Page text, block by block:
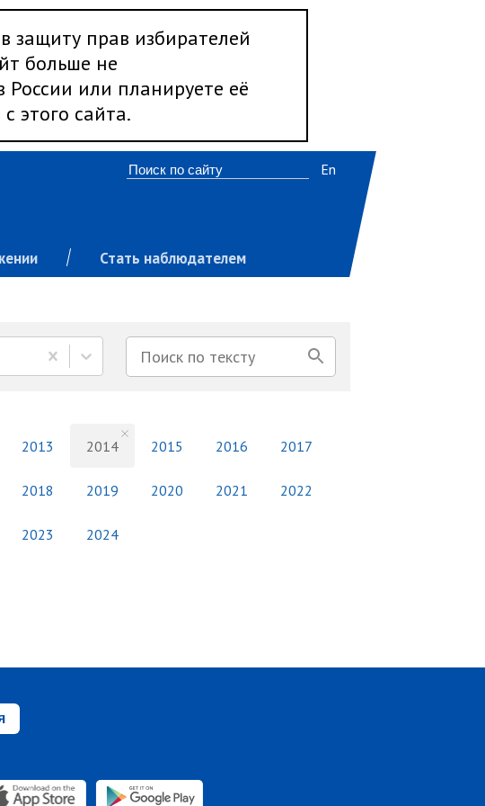
защиту прав избирателей
больше не
России или планируете её
этого сайта.
Стать наблюдателем
En
2013 2014 2015 2016 2017
2018 2019 2020 2021 2022
2023 2024